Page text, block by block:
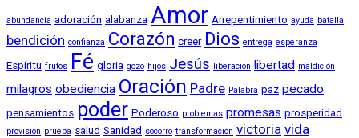
abundancia adoración alabanza Amor Arrepentimiento ayuda batalla
bendición confianza Corazón creer Dios entrega esperanza
Espíritu frutos Fé gloria gozo hijos Jesús liberación libertad maldición
milagros obediencia Oración Padre Palabra paz pecado
pensamientos poder Poderoso problemas promesas prosperidad
provisión prueba salud Sanidad socorro transformación victoria vida